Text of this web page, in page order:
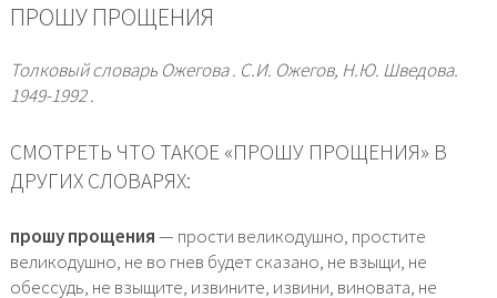
ПРОШУ ПРОЩЕНИЯ
Толковый словарь Ожегова . С.И. Ожегов, Н.Ю. Шведова.
1949-1992 .
СМОТРЕТЬ ЧТО ТАКОЕ «ПРОШУ ПРОЩЕНИЯ» В
ДРУГИХ СЛОВАРЯХ:
прошу прощения— прости великодушно, простите
великодушно, не во гнев будет сказано, не взыщи, не
обессудь, не взыщите, извините, извини, виновата, не